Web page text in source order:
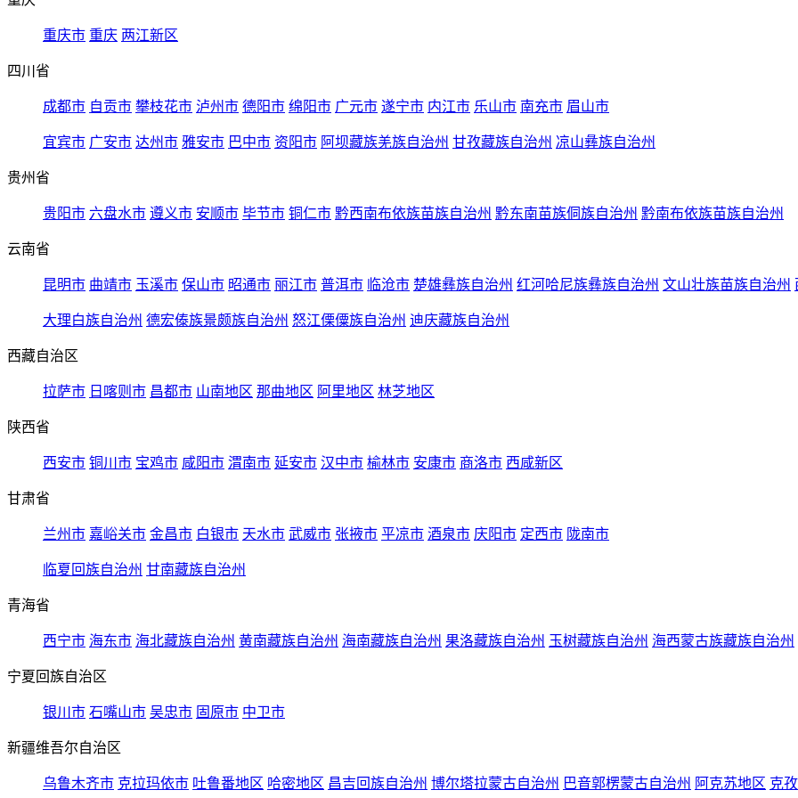
重庆市 重庆 两江新区
四川省
成都市 自贡市 攀枝花市 泸州市 德阳市 绵阳市 广元市 遂宁市 内江市 乐山市 南充市 眉山市
宜宾市 广安市 达州市 雅安市 巴中市 资阳市 阿坝藏族羌族自治州 甘孜藏族自治州 凉山彝族自治州
贵州省
贵阳市 六盘水市 遵义市 安顺市 毕节市 铜仁市 黔西南布依族苗族自治州 黔东南苗族侗族自治州 黔南布依族苗族自治州
云南省
昆明市 曲靖市 玉溪市 保山市 昭通市 丽江市 普洱市 临沧市 楚雄彝族自治州 红河哈尼族彝族自治州 文山壮族苗族自治州
大理白族自治州 德宏傣族景颇族自治州 怒江傈僳族自治州 迪庆藏族自治州
西藏自治区
拉萨市 日喀则市 昌都市 山南地区 那曲地区 阿里地区 林芝地区
陕西省
西安市 铜川市 宝鸡市 咸阳市 渭南市 延安市 汉中市 榆林市 安康市 商洛市 西咸新区
甘肃省
兰州市 嘉峪关市 金昌市 白银市 天水市 武威市 张掖市 平凉市 酒泉市 庆阳市 定西市 陇南市
临夏回族自治州 甘南藏族自治州
青海省
西宁市 海东市 海北藏族自治州 黄南藏族自治州 海南藏族自治州 果洛藏族自治州 玉树藏族自治州 海西蒙古族藏族自治州
宁夏回族自治区
银川市 石嘴山市 吴忠市 固原市 中卫市
新疆维吾尔自治区
乌鲁木齐市 克拉玛依市 吐鲁番地区 哈密地区 昌吉回族自治州 博尔塔拉蒙古自治州 巴音郭楞蒙古自治州 阿克苏地区 克